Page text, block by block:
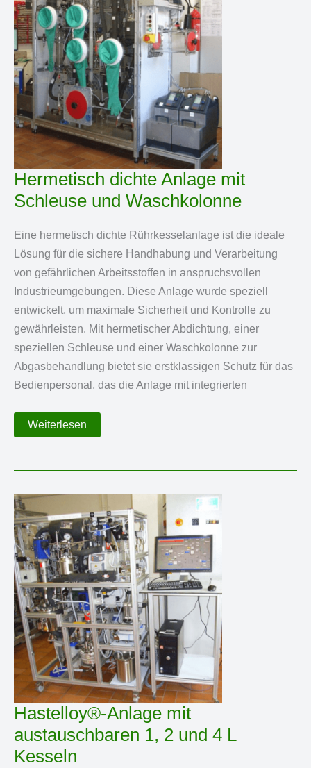
Hermetisch dichte Anlage mit
Schleuse und Waschkolonne
Eine hermetisch dichte Rührkesselanlage ist die ideale
Lösung für die sichere Handhabung und Verarbeitung
von gefährlichen Arbeitsstoffen in anspruchsvollen
Industrieumgebungen. Diese Anlage wurde speziell
entwickelt, um maximale Sicherheit und Kontrolle zu
gewährleisten. Mit hermetischer Abdichtung, einer
speziellen Schleuse und einer Waschkolonne zur
Abgasbehandlung bietet sie erstklassigen Schutz für das
Bedienpersonal, das die Anlage mit integrierten
Hermetisch
dichte
Schleuse
Weiterlesen
Hastelloy®-Anlage mit
austauschbaren 1, 2 und 4 L
Kesseln